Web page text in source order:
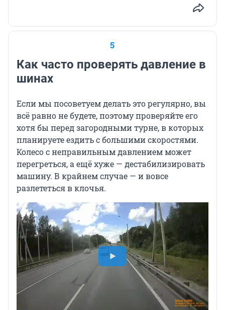
5
Как часто проверять давление в
шинах
Если мы посоветуем делать это регулярно, вы
всё равно не будете, поэтому проверяйте его
хотя бы перед загородными турне, в которых
планируете ездить с большими скоростями.
Колесо с неправильным давлением может
перегреться, а ещё хуже — дестабилизировать
машину. В крайнем случае — и вовсе
разлететься в клочья.